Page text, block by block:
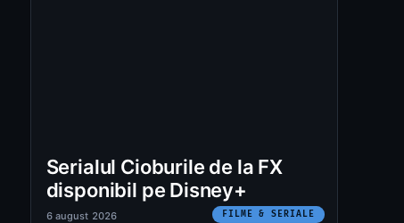
Serialul Cioburile de la FX
disponibil pe Disney+
FILME & SERIALE
6 august 2026